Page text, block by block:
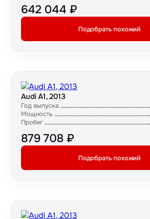
642 044 ₽
Подобрать похожий
Audi A1, 2013
Год выпуска
Мощность
Пробег
879 708 ₽
Подобрать похожий